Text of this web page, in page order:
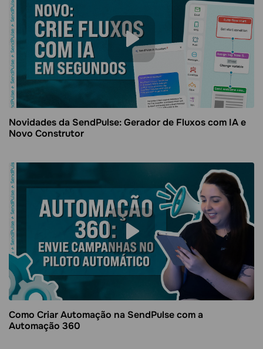
Novidades da SendPulse: Gerador de Fluxos com IA e
Novo Construtor
Como Criar Automação na SendPulse com a
Automação 360